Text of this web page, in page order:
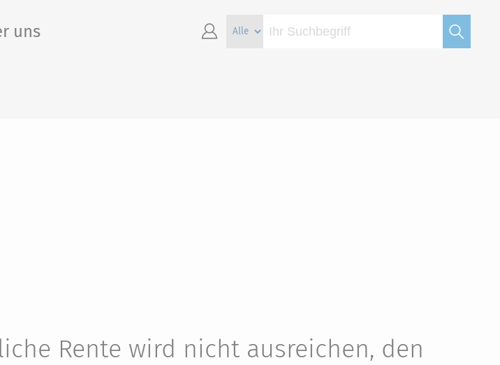
uns
Rente wird nicht ausreichen, den